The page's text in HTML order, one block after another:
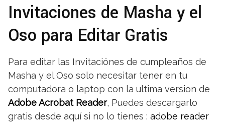
Invitaciones de Masha y el
Oso para Editar Gratis
Para editar las Invitaciónes de cumpleaños de
Masha y el Oso solo necesitar tener en tu
computadora o laptop con la ultima version de
Adobe Acrobat Reader, Puedes descargarlo
gratis desde aquí si no lo tienes : adobe reader